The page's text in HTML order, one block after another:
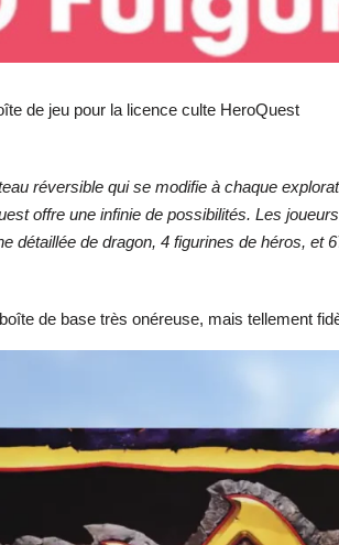
de jeu pour la licence culte HeroQuest
réversible qui se modifie à chaque
offre une infinie de possibilités. Les
détaillée de dragon, 4 figurines de héros, et
de base très onéreuse, mais tellement